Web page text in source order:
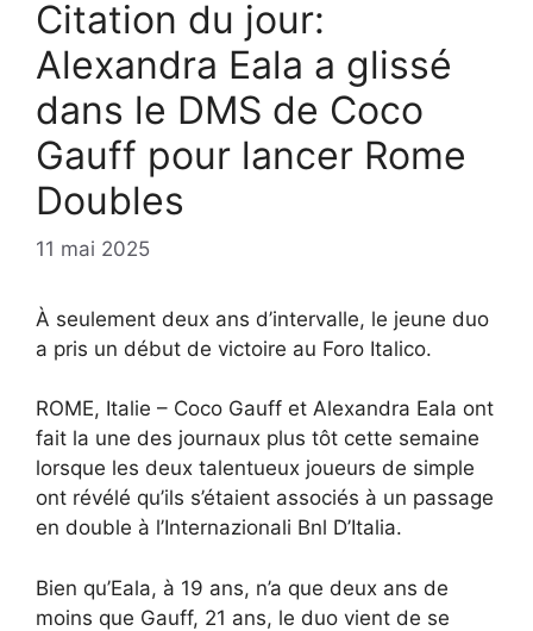
Citation du jour:
Alexandra Eala a glissé
dans le DMS de Coco
Gauff pour lancer Rome
Doubles
11 mai 2025
À seulement deux ans d’intervalle, le jeune duo
a pris un début de victoire au Foro Italico.
ROME, Italie – Coco Gauff et Alexandra Eala ont
fait la une des journaux plus tôt cette semaine
lorsque les deux talentueux joueurs de simple
ont révélé qu’ils s’étaient associés à un passage
en double à l’Internazionali Bnl D’Italia.
Bien qu’Eala, à 19 ans, n’a que deux ans de
moins que Gauff, 21 ans, le duo vient de se